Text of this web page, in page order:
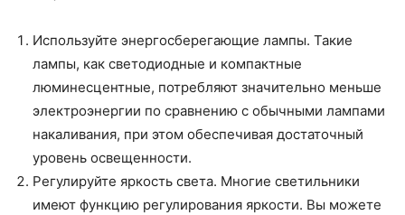
Используйте энергосберегающие лампы. Такие
лампы, как светодиодные и компактные
люминесцентные, потребляют значительно меньше
электроэнергии по сравнению с обычными лампами
накаливания, при этом обеспечивая достаточный
уровень освещенности.
Регулируйте яркость света. Многие светильники
имеют функцию регулирования яркости. Вы можете